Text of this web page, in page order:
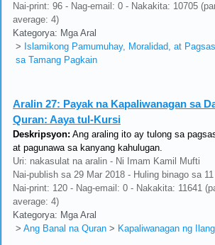
Nai-print: 96 - Nag-email: 0 - Nakakita: 10705
average: 4)
Kategorya: Mga Aral
> Islamikong Pamumuhay, Moralidad, at
sa Tamang Pagkain
Aralin 27: Payak na Kapaliwanagan sa
Quran: Aaya tul-Kursi
Deskripsyon: Ang araling ito ay tulong sa
at pagunawa sa kanyang kahulugan.
Uri: nakasulat na aralin - Ni Imam Kamil Mufti
Nai-publish sa 29 Mar 2018 - Huling binago sa
Nai-print: 120 - Nag-email: 0 - Nakakita: 11641
average: 4)
Kategorya: Mga Aral
> Ang Banal na Quran > Kapaliwanagan ng